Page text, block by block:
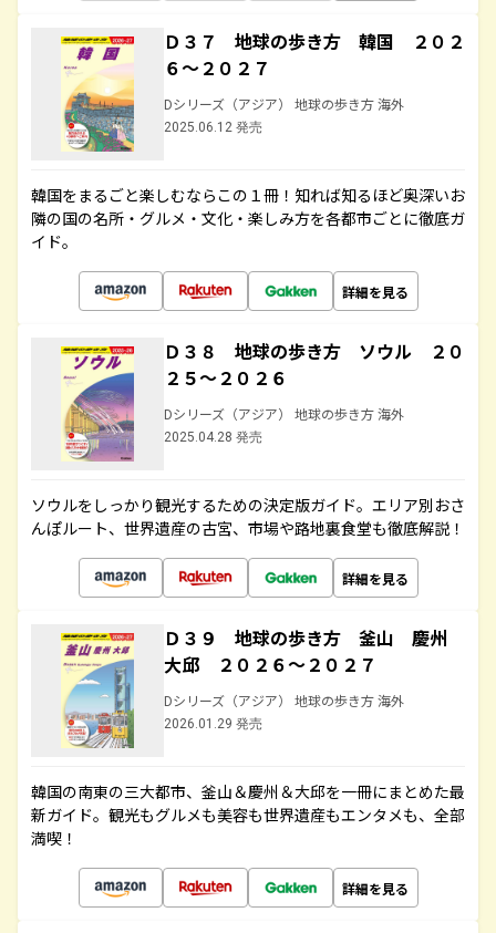
Ｄ３７ 地球の歩き方 韓国 ２０２
６～２０２７
Dシリーズ（アジア） 地球の歩き方 海外
2025.06.12 発売
韓国をまるごと楽しむならこの１冊！知れば知るほど奥深いお
隣の国の名所・グルメ・文化・楽しみ方を各都市ごとに徹底ガ
イド。
詳細を見る
Ｄ３８ 地球の歩き方 ソウル ２０
２５～２０２６
Dシリーズ（アジア） 地球の歩き方 海外
2025.04.28 発売
ソウルをしっかり観光するための決定版ガイド。エリア別おさ
んぽルート、世界遺産の古宮、市場や路地裏食堂も徹底解説！
詳細を見る
Ｄ３９ 地球の歩き方 釜山 慶州
大邱 ２０２６～２０２７
Dシリーズ（アジア） 地球の歩き方 海外
2026.01.29 発売
韓国の南東の三大都市、釜山＆慶州＆大邱を一冊にまとめた最
新ガイド。観光もグルメも美容も世界遺産もエンタメも、全部
満喫！
詳細を見る